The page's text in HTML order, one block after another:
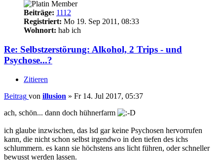
Beiträge: 1112
Registriert: Mo 19. Sep 2011, 08:33
Wohnort: hab ich
Re: Selbstzerstörung: Alkohol, 2 Trips - und
Psychose...?
Zitieren
Beitrag von illusion » Fr 14. Jul 2017, 05:37
ach, schön... dann doch hühnerfarm
ich glaube inzwischen, das lsd gar keine Psychosen hervorrufen
kann, die nicht schon selbst irgendwo in den tiefen des ichs
schlummern. es kann sie höchstens ans licht führen, oder schneller
bewusst werden lassen.